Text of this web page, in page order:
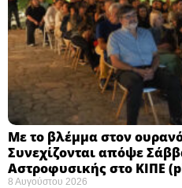
Με το βλέμμα στον
Συνεχίζονται απόψε
Αστροφυσικής στο ΚΙΠΕ
8 Αυγούστου 2026